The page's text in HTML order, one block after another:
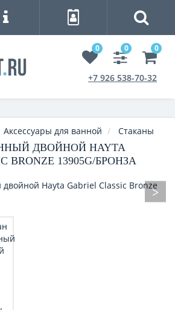
0 0 0
+7 926 538-70-32
Аксессуары для ванной Стаканы
ДВОЙНОЙ HAYTA
BRONZE 13905G/БРОНЗА